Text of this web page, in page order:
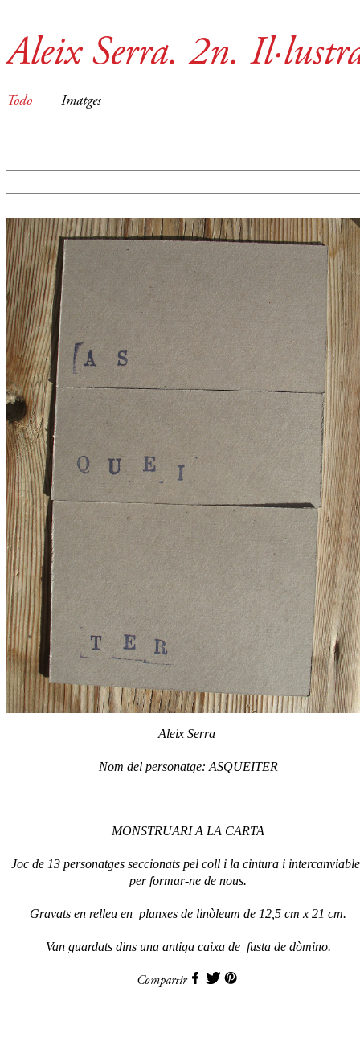
Aleix Serra. 2n.
Todo Imatges
Aleix Serra
Nom del personatge: ASQUEITER
MONSTRUARI A LA CARTA
Joc de 13 personatges seccionats pel coll i la cintura i
per formar-ne de nous.
Gravats en relleu en planxes de linòleum de 12,5 cm x 21 cm.
Van guardats dins una antiga caixa de fusta de dòmino.
Compartir